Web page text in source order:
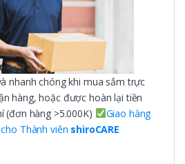
nhanh chóng khi mua sắm trực
hàng, hoặc được hoàn lại tiền
(đơn hàng >5.000K)
Giao hàng
Thành viên shiroCARE